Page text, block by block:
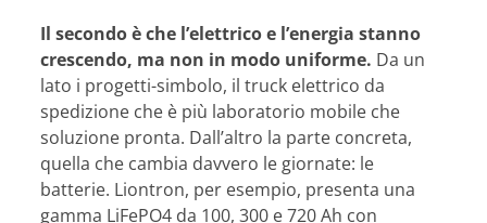
Il secondo è che l’elettrico e l’energia stanno
crescendo, ma non in modo uniforme. Da un
lato i progetti-simbolo, il truck elettrico da
spedizione che è più laboratorio mobile che
soluzione pronta. Dall’altro la parte concreta,
quella che cambia davvero le giornate: le
batterie. Liontron, per esempio, presenta una
gamma LiFePO4 da 100, 300 e 720 Ah con